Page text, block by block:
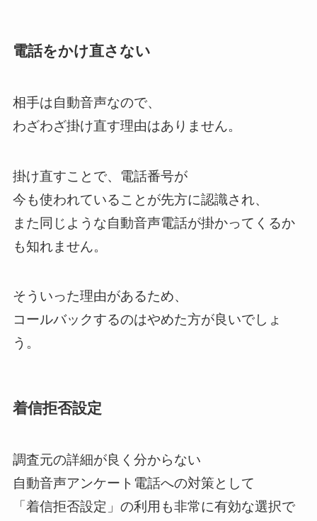
電話をかけ直さない
相手は自動音声なので、
わざわざ掛け直す理由はありません。
掛け直すことで、電話番号が
今も使われていることが先方に認識され、
また同じような自動音声電話が掛かってくるか
も知れません。
そういった理由があるため、
コールバックするのはやめた方が良いでしょ
う。
着信拒否設定
調査元の詳細が良く分からない
自動音声アンケート電話への対策として
「着信拒否設定」の利用も非常に有効な選択で